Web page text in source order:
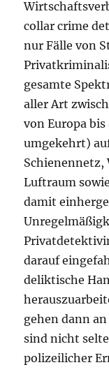
collar crime
nur Fälle von
gesamte
aller Art
von Europa
umgekehrt)
Schienennetz,
Luftraum
damit
darauf
deliktische
gehen dann
sind nicht
polizeilicher